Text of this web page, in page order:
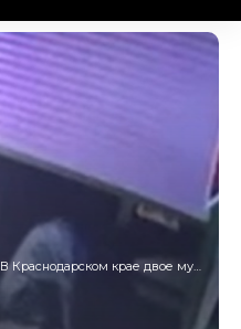
В Краснодарском крае двое мужчин попытались взорвать банкомат с 2,8 млн рублей внутри